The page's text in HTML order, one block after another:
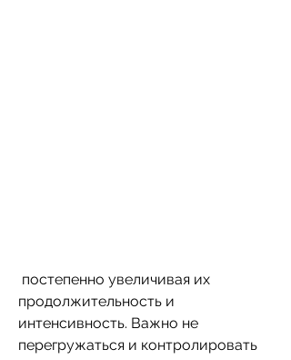
продолжительность и
интенсивность. Важно не
перегружаться и контролировать